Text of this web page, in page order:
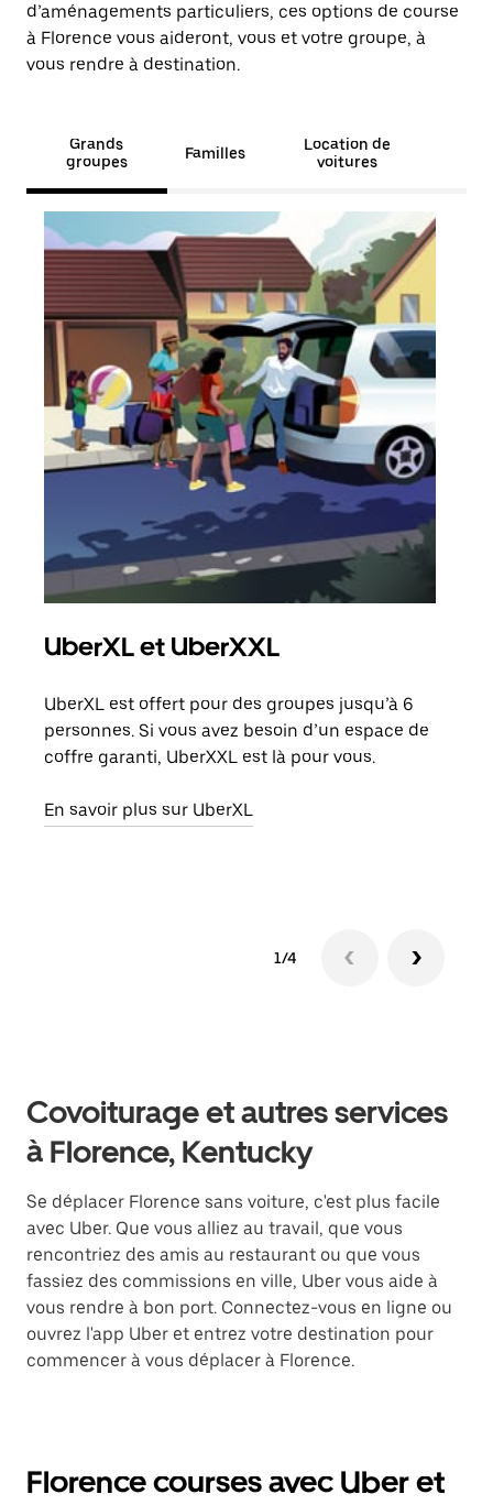
d’aménagements particuliers, ces options de course
à Florence vous aideront, vous et votre groupe, à
vous rendre à destination.
Grands
groupes
Familles
Location de
voitures
UberXL et UberXXL
UberXL est offert pour des groupes jusqu’à 6
personnes. Si vous avez besoin d’un espace de
coffre garanti, UberXXL est là pour vous.
En savoir plus sur UberXL
1/4
Covoiturage et autres services
à Florence, Kentucky
Se déplacer Florence sans voiture, c'est plus facile
avec Uber. Que vous alliez au travail, que vous
rencontriez des amis au restaurant ou que vous
fassiez des commissions en ville, Uber vous aide à
vous rendre à bon port. Connectez-vous en ligne ou
ouvrez l'app Uber et entrez votre destination pour
commencer à vous déplacer à Florence.
Florence courses avec Uber et